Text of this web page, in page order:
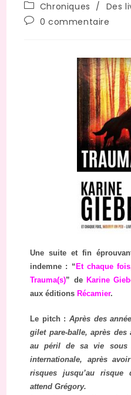
Chroniques / Des
0 commentaire
Une suite et fin
indemne : “ Et chaque
Trauma(s)” de Karine
aux éditions Récamier.
Le pitch :Après des
gilet pare-balle, après des
au péril de sa vie sous
internationale, après
risques jusqu’au
attend Grégory.